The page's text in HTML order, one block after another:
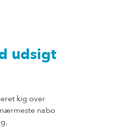
udsigt
kig over
nabo